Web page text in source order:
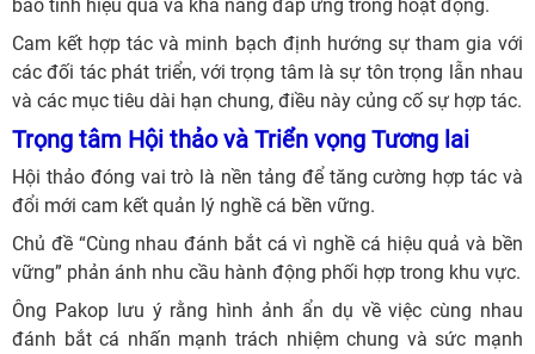
bảo tính hiệu quả và khả năng đáp ứng trong hoạt động.
Cam kết hợp tác và minh bạch định hướng sự tham gia với
các đối tác phát triển, với trọng tâm là sự tôn trọng lẫn nhau
và các mục tiêu dài hạn chung, điều này củng cố sự hợp tác.
Trọng tâm Hội thảo và Triển vọng Tương lai
Hội thảo đóng vai trò là nền tảng để tăng cường hợp tác và
đổi mới cam kết quản lý nghề cá bền vững.
Chủ đề “Cùng nhau đánh bắt cá vì nghề cá hiệu quả và bền
vững” phản ánh nhu cầu hành động phối hợp trong khu vực.
Ông Pakop lưu ý rằng hình ảnh ẩn dụ về việc cùng nhau
đánh bắt cá nhấn mạnh trách nhiệm chung và sức mạnh